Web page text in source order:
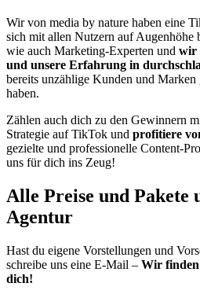
Wir von media by nature haben eine
sich mit allen Nutzern auf Augenhöhe
wie auch Marketing-Experten und wir
und unsere Erfahrung in
bereits unzählige Kunden und Marken
haben.
Zählen auch dich zu den Gewinnern
Strategie auf TikTok und profitiere
gezielte und professionelle Content-
uns für dich ins Zeug!
Alle Preise und Pakete
Agentur
Hast du eigene Vorstellungen und
schreibe uns eine E-Mail – Wir
dich!